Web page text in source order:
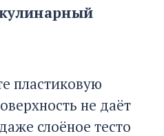
пластиковую
не даёт
слоёное тесто